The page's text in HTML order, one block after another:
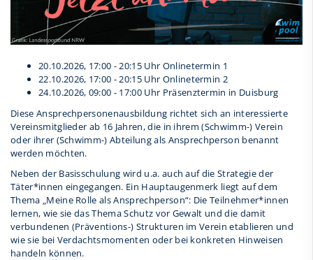
20.10.2026, 17:00 - 20:15 Uhr Onlinetermin 1
22.10.2026, 17:00 - 20:15 Uhr Onlinetermin 2
24.10.2026, 09:00 - 17:00 Uhr Präsenztermin in Duisburg
Diese Ansprechpersonenausbildung richtet sich an interessierte
Vereinsmitglieder ab 16 Jahren, die in ihrem (Schwimm-) Verein
oder ihrer (Schwimm-) Abteilung als Ansprechperson benannt
werden möchten.
Neben der Basisschulung wird u.a. auch auf die Strategie der
Täter*innen eingegangen. Ein Hauptaugenmerk liegt auf dem
Thema „Meine Rolle als Ansprechperson“: Die Teilnehmer*innen
lernen, wie sie das Thema Schutz vor Gewalt und die damit
verbundenen (Präventions-) Strukturen im Verein etablieren und
wie sie bei Verdachtsmomenten oder bei konkreten Hinweisen
handeln können.